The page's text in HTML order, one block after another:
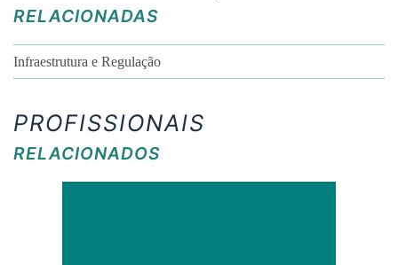
RELACIONADAS
Infraestrutura e Regulação
PROFISSIONAIS
RELACIONADOS